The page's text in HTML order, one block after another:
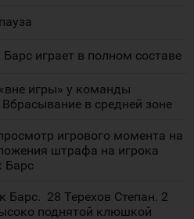
играет в полном составе
игры» у команды
в средней зоне
игрового момента на
штрафа на игрока
Барс
Барс. 28 Терехов Степан. 2
поднятой клюшкой